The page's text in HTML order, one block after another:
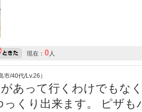
現在： 0人
/40代/Lv.26）
あって行くわけでもな
っくり出来ます。 ピザ